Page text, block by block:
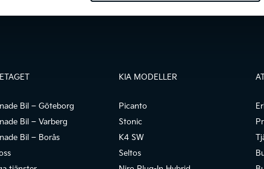
Bil – Göteborg
Bil – Varberg
Bil – Borås
KIA MODELLER
Picanto
Stonic
K4 SW
Seltos